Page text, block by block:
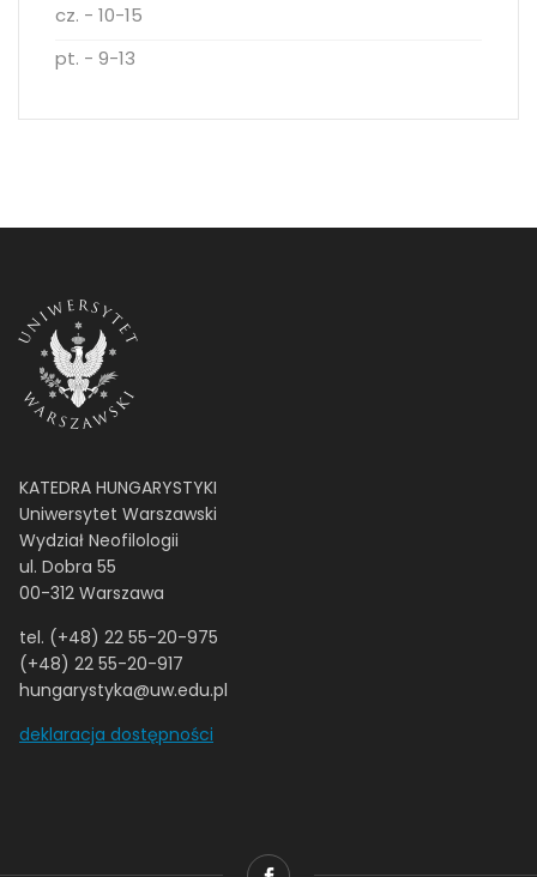
cz. - 10-15
pt. - 9-13
KATEDRA HUNGARYSTYKI
Uniwersytet Warszawski
Wydział Neofilologii
ul. Dobra 55
00-312 Warszawa
tel. (+48) 22 55-20-975
(+48) 22 55-20-917
hungarystyka@uw.edu.pl
deklaracja dostępności